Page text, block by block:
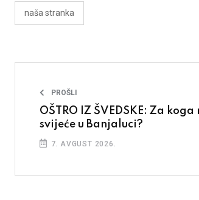
naša stranka
PROŠLI
OŠTRO IZ ŠVEDSKE: Za koga
svijeće u Banjaluci?
7. AVGUST 2026.